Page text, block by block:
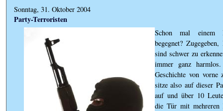
Sonntag, 31. Oktober 2004
Party-Terroristen
Schon mal einem
begegnet?
sind schwer zu
immer ganz
Geschichte von vorne
sitze also auf dieser
auf und über 10
die Tür mit